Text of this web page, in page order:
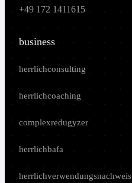
+49 172 1411615
business
herrlichconsulting
herrlichcoaching
complexredugyzer
herrlichbafa
herrlichverwendungsnachweis